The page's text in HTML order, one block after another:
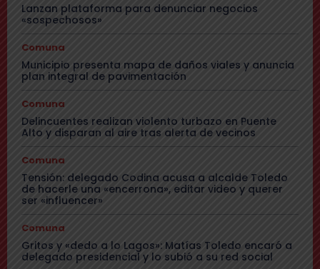
Lanzan plataforma para denunciar negocios
«sospechosos»
Comuna
Municipio presenta mapa de daños viales y anuncia
plan integral de pavimentación
Comuna
Delincuentes realizan violento turbazo en Puente
Alto y disparan al aire tras alerta de vecinos
Comuna
Tensión: delegado Codina acusa a alcalde Toledo
de hacerle una «encerrona», editar video y querer
ser «influencer»
Comuna
Gritos y «dedo a lo Lagos»: Matías Toledo encaró a
delegado presidencial y lo subió a su red social